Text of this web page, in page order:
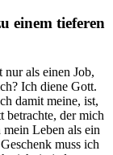
einem tieferen
als einen Job,
Ich diene Gott.
damit meine, ist,
betrachte, der mich
mein Leben als ein
muss ich